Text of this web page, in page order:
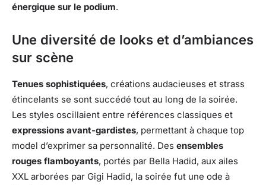
énergique sur le podium.
Une diversité de looks et d’ambiances
sur scène
Tenues sophistiquées, créations audacieuses et strass
étincelants se sont succédé tout au long de la soirée.
Les styles oscillaient entre références classiques et
expressions avant-gardistes, permettant à chaque top
model d’exprimer sa personnalité. Des ensembles
rouges flamboyants, portés par Bella Hadid, aux ailes
XXL arborées par Gigi Hadid, la soirée fut une ode à